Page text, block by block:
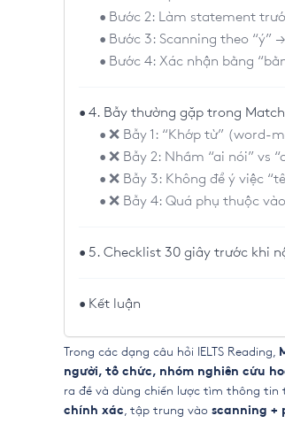
Bước 2: Làm statement
Bước 3: Scanning theo “ý”
Bước 4: Xác nhận bằng
4. Bẫy thường gặp trong
❌ Bẫy 1: “Khớp từ” (word-
❌ Bẫy 2: Nhầm “ai nói” vs
❌ Bẫy 3: Không để ý việc
❌ Bẫy 4: Quá phụ thuộc
5. Checklist 30 giây trước khi
Kết luận
Trong các dạng câu hỏi IELTS Reading,
người, tổ chức, nhóm nghiên cứu
ra đề và dùng chiến lược tìm thông tin
chính xác , tập trung vào scanning +